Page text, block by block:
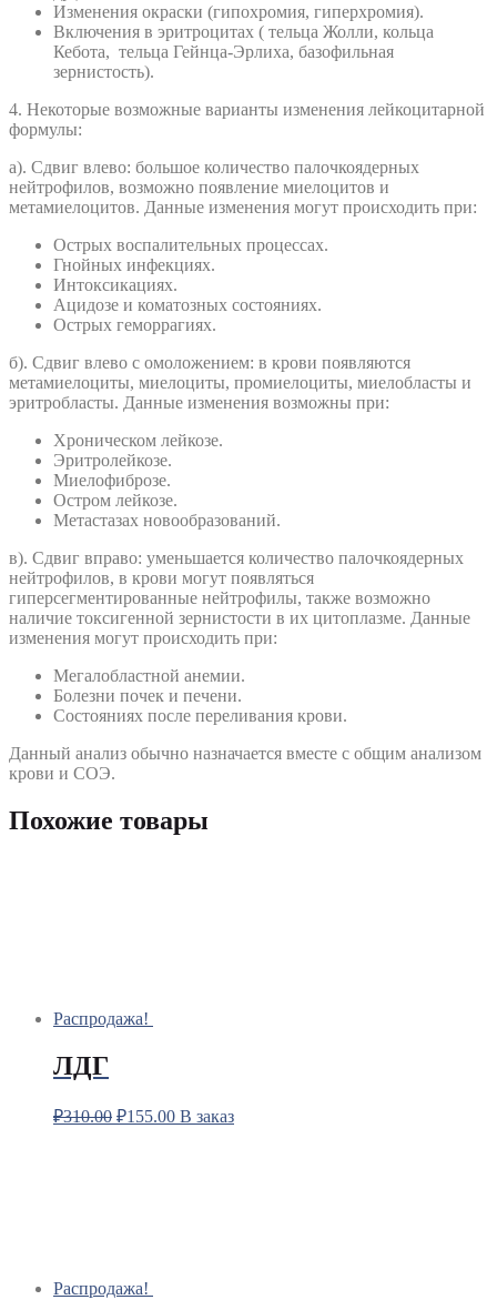
Изменения окраски (гипохромия, гиперхромия).
Включения в эритроцитах ( тельца Жолли, кольца
Кебота, тельца Гейнца-Эрлиха, базофильная
зернистость).
4. Некоторые возможные варианты изменения лейкоцитарной
формулы:
а). Сдвиг влево: большое количество палочкоядерных
нейтрофилов, возможно появление миелоцитов и
метамиелоцитов. Данные изменения могут происходить при:
Острых воспалительных процессах.
Гнойных инфекциях.
Интоксикациях.
Ацидозе и коматозных состояниях.
Острых геморрагиях.
б). Сдвиг влево с омоложением: в крови появляются
метамиелоциты, миелоциты, промиелоциты, миелобласты и
эритробласты. Данные изменения возможны при:
Хроническом лейкозе.
Эритролейкозе.
Миелофиброзе.
Остром лейкозе.
Метастазах новообразований.
в). Сдвиг вправо: уменьшается количество палочкоядерных
нейтрофилов, в крови могут появляться
гиперсегментированные нейтрофилы, также возможно
наличие токсигенной зернистости в их цитоплазме. Данные
изменения могут происходить при:
Мегалобластной анемии.
Болезни почек и печени.
Состояниях после переливания крови.
Данный анализ обычно назначается вместе с общим анализом
крови и СОЭ.
Похожие товары
Распродажа!
ЛДГ
₽310.00 ₽155.00 В заказ
Распродажа!